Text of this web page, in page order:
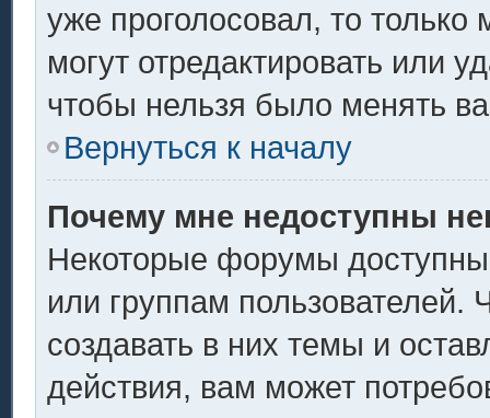
уже проголосовал, то
могут отредактировать или
чтобы нельзя было менять
Вернуться к началу
Почему мне недоступны
Некоторые форумы
или группам
создавать в них темы и
действия, вам может